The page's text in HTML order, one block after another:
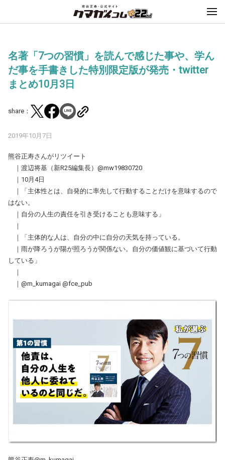
名著「7つの習慣」を読んで感じた事や、学ん
だ事を手書きした特別限定版が発売・twitter
まとめ10月3日
share：
2019年10月7日
熊谷正寿さんがリツイート
｜渡辺将基（新R25編集長）@mw19830720
｜10月4日
｜「主体性とは、自発的に率先して行動することだけを意味するので
はない。
｜自分の人生の責任を引き受けることも意味する」
｜
｜「主体的な人は、自分の中に自分の天気を持っている。
｜雨が降ろうが陽が照ろうが関係ない。自分の価値観に基づいて行動
している」
｜
｜@m_kumagai @fce_pub